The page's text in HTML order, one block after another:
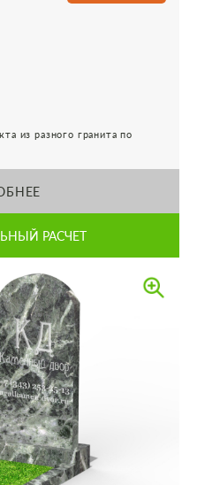
из разного гранита по
РАСЧЕТ